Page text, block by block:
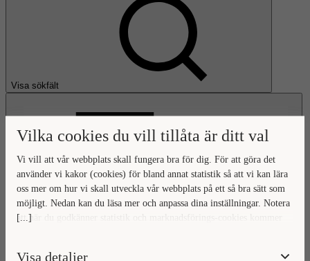
Vilka cookies du vill tillåta är ditt val
[...]
Vi vill att vår webbplats skall fungera bra för dig. För att göra det
använder vi kakor (cookies) för bland annat statistik så att vi kan lära
oss mer om hur vi skall utveckla vår webbplats på ett så bra sätt som
möjligt. Nedan kan du läsa mer och anpassa dina inställningar. Notera
att när du godkänner statistik och marknadsförings-cookies kommer
Visa detaljer
Visa sökfält
Gå till startsidan